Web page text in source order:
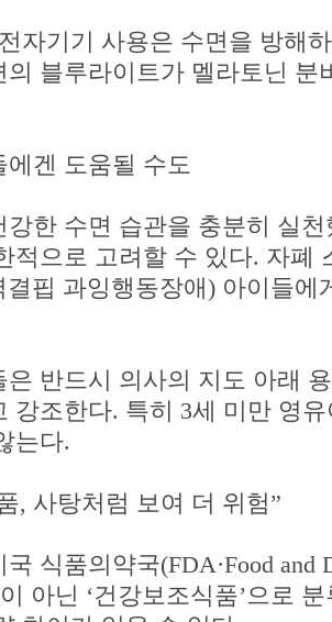
자기기 사용은 수면을 방해
의 블루라이트가 멜라토닌 분
겐 도움될 수도
강한 수면 습관을 충분히 실
적으로 고려할 수 있다. 자폐
핍 과잉행동장애) 아이들에
은 반드시 의사의 지도 아래
강조한다. 특히 3세 미만 영
는다.
, 사탕처럼 보여 더 위험”
식품의약국(FDA·Food and
아닌 ‘건강보조식품’으로